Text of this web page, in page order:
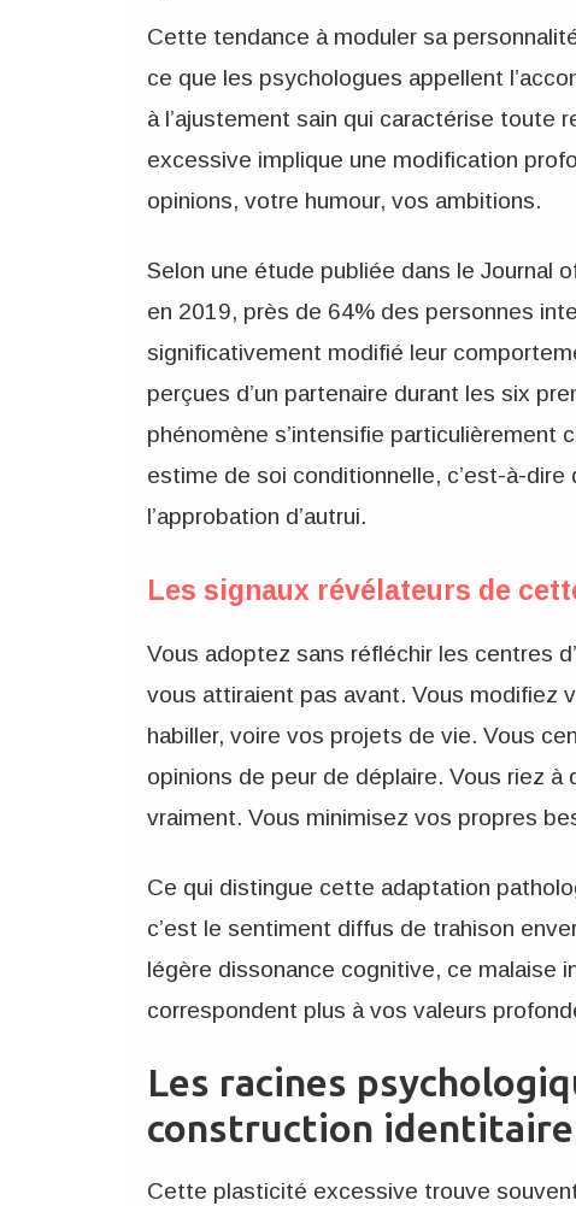
Cette tendance à moduler sa
ce que les psychologues appellent
à l’ajustement sain qui caractérise toute
excessive implique une modification
opinions, votre humour, vos ambitions.
Selon une étude publiée dans le Journal
en 2019, près de 64% des personnes
significativement modifié leur
perçues d’un partenaire durant les six
phénomène s’intensifie particulièrement
estime de soi conditionnelle, c’est-à-
l’approbation d’autrui.
Les signaux révélateurs de
Vous adoptez sans réfléchir les centres
vous attiraient pas avant. Vous modifiez
habiller, voire vos projets de vie. Vous
opinions de peur de déplaire. Vous riez
vraiment. Vous minimisez vos propres
Ce qui distingue cette adaptation
c’est le sentiment diffus de trahison
légère dissonance cognitive, ce malaise
correspondent plus à vos valeurs
Les racines
construction identitaire
Cette plasticité excessive trouve